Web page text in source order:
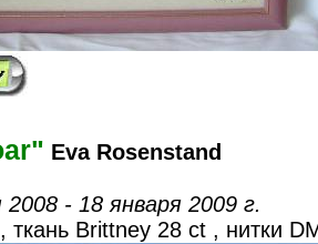
Eva Rosenstand
2008 - 18 января 2009 г.
ткань Brittney 28 ct , нитки